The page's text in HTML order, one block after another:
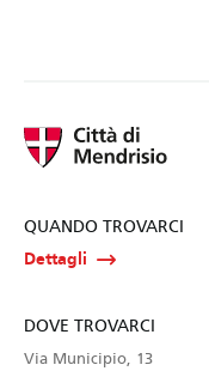
QUANDO TROVARCI
Dettagli
DOVE TROVARCI
Via Municipio, 13